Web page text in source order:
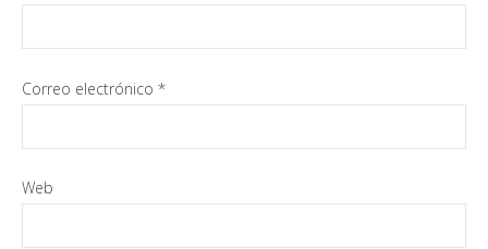
Correo electrónico *
Web